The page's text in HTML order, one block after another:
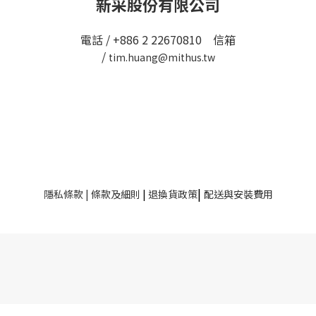
電話 / +886 2 22670810 信箱
/ tim.huang@mithus.tw
隱私條款| 條款及細則 | 退換貨政策| 配送與安裝費用